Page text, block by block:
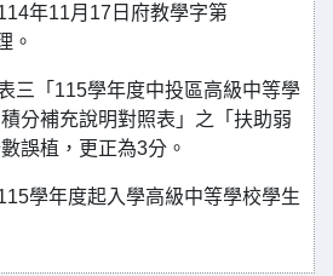
年11月17日府教學字第
。
三「115學年度中投區高級中等學
分補充說明對照表」之「扶助弱
誤植，更正為3分。
學年度起入學高級中等學校學生